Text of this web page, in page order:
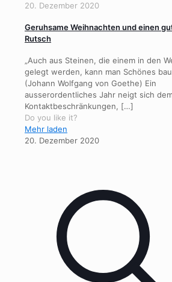
20. Dezember 2020
Geruhsame Weihnachten und einen
Rutsch
„Auch aus Steinen, die einem in den
gelegt werden, kann man Schönes
(Johann Wolfgang von Goethe) Ein
ausserordentliches Jahr neigt sich
Kontaktbeschränkungen, […]
Do you like it?
Mehr laden
20. Dezember 2020